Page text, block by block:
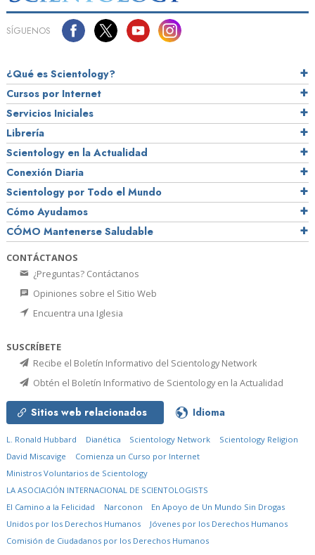
SÍGUENOS
¿Qué es Scientology?
Cursos por Internet
Servicios Iniciales
Librería
Scientology en la Actualidad
Conexión Diaria
Scientology por Todo el Mundo
Cómo Ayudamos
CÓMO Mantenerse Saludable
CONTÁCTANOS
¿Preguntas? Contáctanos
Opiniones sobre el Sitio Web
Encuentra una Iglesia
SUSCRÍBETE
Recibe el Boletín Informativo del Scientology Network
Obtén el Boletín Informativo de Scientology en la Actualidad
Sitios web relacionados Idioma
L. Ronald Hubbard Dianética Scientology Network
Scientology Religion
David Miscavige
Comienza un Curso por Internet
Ministros Voluntarios de Scientology
LA ASOCIACIÓN INTERNACIONAL DE SCIENTOLOGISTS
El Camino a la Felicidad
Narconon
En Apoyo de Un Mundo Sin Drogas
Unidos por los Derechos Humanos
Jóvenes por los Derechos Humanos
Comisión de Ciudadanos por los Derechos Humanos